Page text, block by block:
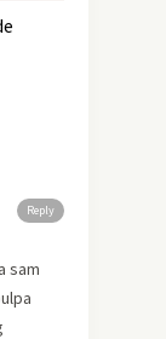
Reply
sam